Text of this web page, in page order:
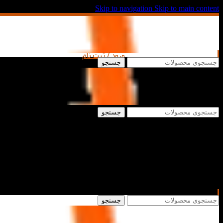
Skip to navigation Skip to main content
ورود / ثبت نام
جستجو
جستجو
جستجو